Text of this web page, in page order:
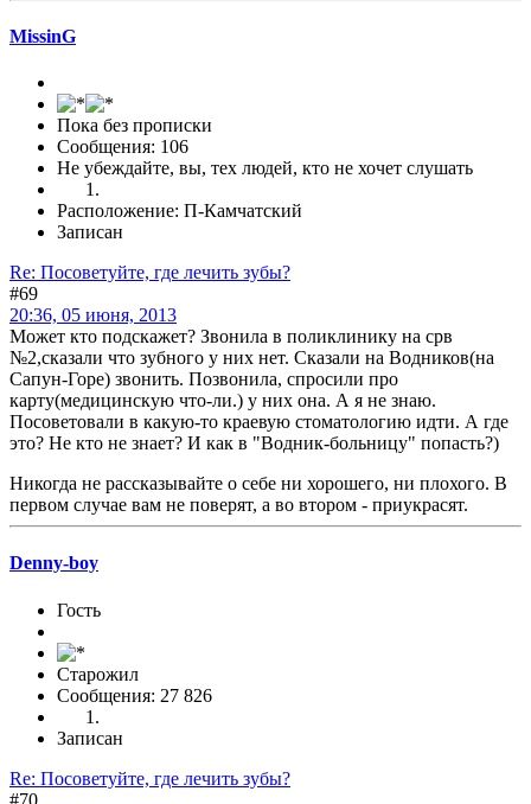
MissinG
Пока без прописки
Сообщения: 106
Не убеждайте, вы, тех людей, кто не хочет слушать
Расположение: П-Камчатский
Записан
Re: Посоветуйте, где лечить зубы?
#69
20:36, 05 июня, 2013
Может кто подскажет? Звонила в поликлинику на срв
№2,сказали что зубного у них нет. Сказали на Водников(на
Сапун-Горе) звонить. Позвонила, спросили про
карту(медицинскую что-ли.) у них она. А я не знаю.
Посоветовали в какую-то краевую стоматологию идти. А где
это? Не кто не знает? И как в "Водник-больницу" попасть?)
Никогда не рассказывайте о себе ни хорошего, ни плохого. В
первом случае вам не поверят, а во втором - приукрасят.
Denny-boy
Гость
Старожил
Сообщения: 27 826
Записан
Re: Посоветуйте, где лечить зубы?
#70